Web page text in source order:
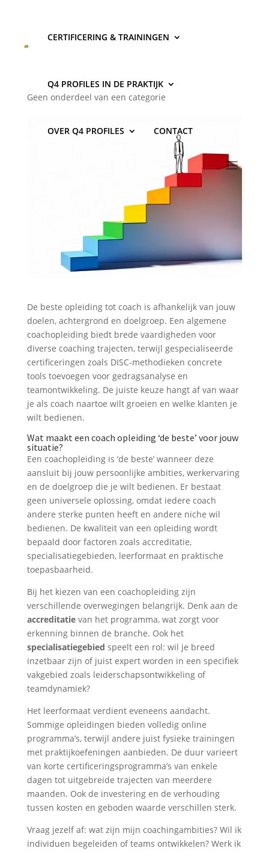
CERTIFICERING & TRAININGEN
Q4 PROFILES IN DE PRAKTIJK
OVER Q4 PROFILES CONTACT
coach?
Geen onderdeel van een categorie
De beste opleiding tot coach is afhankelijk van jouw
doelen, achtergrond en doelgroep. Een algemene
coachopleiding biedt brede vaardigheden voor
diverse coaching trajecten, terwijl gespecialiseerde
certificeringen zoals DISC-methodieken concrete
tools toevoegen voor gedragsanalyse en
teamontwikkeling. De juiste keuze hangt af van waar
je als coach naartoe wilt groeien en welke klanten je
wilt bedienen.
Wat maakt een coach opleiding ‘de beste’ voor jouw
situatie?
Een coachopleiding is ‘de beste’ wanneer deze
aansluit bij jouw persoonlijke ambities, werkervaring
en de doelgroep die je wilt bedienen. Er bestaat
geen universele oplossing, omdat iedere coach
andere sterke punten heeft en andere niche wil
bedienen. De kwaliteit van een opleiding wordt
bepaald door factoren zoals accreditatie,
specialisatiegebieden, leerformaat en praktische
toepasbaarheid.
Bij het kiezen van een coachopleiding zijn
verschillende overwegingen belangrijk. Denk aan de
accreditatievan het programma, wat zorgt voor
erkenning binnen de branche. Ook het
specialisatiegebied speelt een rol: wil je breed
inzetbaar zijn of juist expert worden in een specifiek
vakgebied zoals leiderschapsontwikkeling of
teamdynamiek?
Het leerformaat verdient eveneens aandacht.
Sommige opleidingen bieden volledig online
programma’s, terwijl andere juist fysieke trainingen
met praktijkoefeningen aanbieden. De duur varieert
van korte certificeringsprogramma’s van enkele
dagen tot uitgebreide trajecten van meerdere
maanden. Ook de investering en de verhouding
tussen kosten en geboden waarde verschillen sterk.
Vraag jezelf af: wat zijn mijn coachingambities? Wil ik
individuen begeleiden of teams ontwikkelen? Werk ik